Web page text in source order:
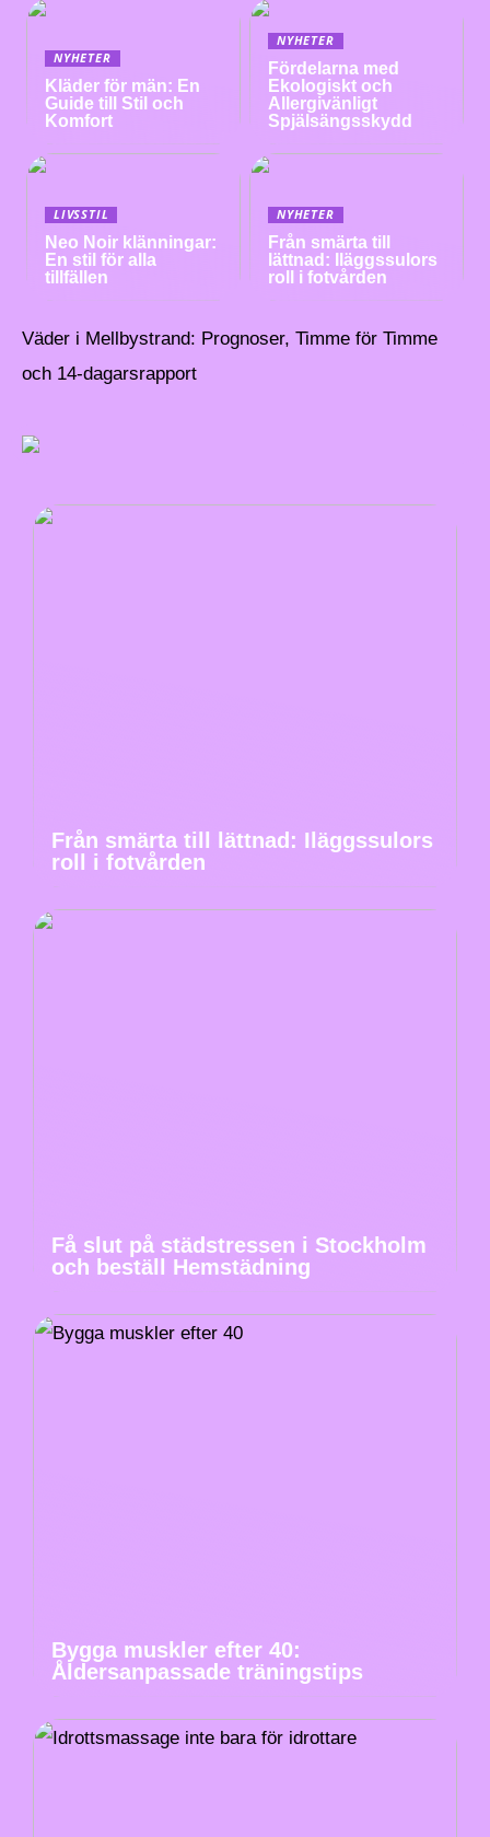
NYHETER
Kläder för män: En
Guide till Stil och
Komfort
NYHETER
Fördelarna med
Ekologiskt och
Allergivänligt
Spjälsängsskydd
LIVSSTIL
Neo Noir klänningar:
En stil för alla
tillfällen
NYHETER
Från smärta till
lättnad: Iläggssulors
roll i fotvården
Väder i Mellbystrand: Prognoser, Timme för Timme
och 14-dagarsrapport
Från smärta till lättnad: Iläggssulors
roll i fotvården
Få slut på städstressen i Stockholm
och beställ Hemstädning
Bygga muskler efter 40:
Åldersanpassade träningstips